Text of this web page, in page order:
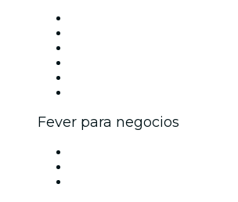
Fever para negocios